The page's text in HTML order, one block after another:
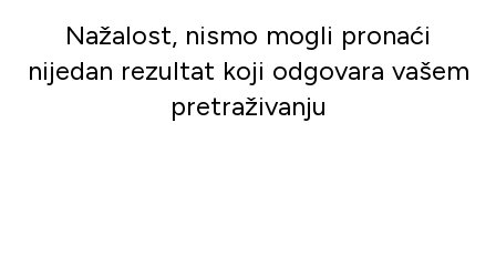
Nažalost, nismo mogli pronaći
nijedan rezultat koji odgovara vašem
pretraživanju